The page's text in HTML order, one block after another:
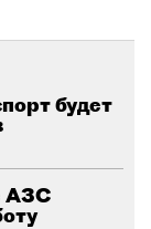
будет
АЗС